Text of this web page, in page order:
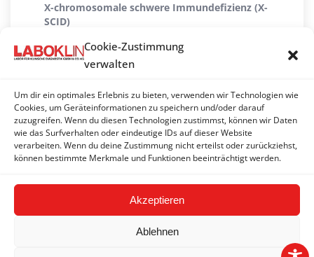
Cookie-Zustimmung
verwalten
Um dir ein optimales Erlebnis zu bieten, verwenden wir Technologien wie
Cookies, um Geräteinformationen zu speichern und/oder darauf
zuzugreifen. Wenn du diesen Technologien zustimmst, können wir Daten
wie das Surfverhalten oder eindeutige IDs auf dieser Website
verarbeiten. Wenn du deine Zustimmung nicht erteilst oder zurückziehst,
können bestimmte Merkmale und Funktionen beeinträchtigt werden.
Akzeptieren
Ablehnen
X-chromosomale schwere Immundefizienz (X-
SCID)
X-linked Myopathie (XL-MTM)
ZNS-Atrophie mit zerebellarer Ataxie (CACA)
Zwergwuchs (hypophysäre Form)
Zwergwuchs (Skeletale Dysplasie 2) (SD2)